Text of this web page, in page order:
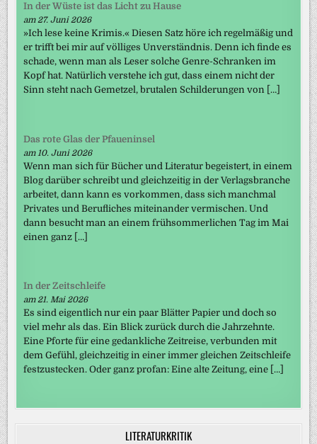
In der Wüste ist das Licht zu Hause
am 27. Juni 2026
»Ich lese keine Krimis.« Diesen Satz höre ich regelmäßig und
er trifft bei mir auf völliges Unverständnis. Denn ich finde es
schade, wenn man als Leser solche Genre-Schranken im
Kopf hat. Natürlich verstehe ich gut, dass einem nicht der
Sinn steht nach Gemetzel, brutalen Schilderungen von […]
Das rote Glas der Pfaueninsel
am 10. Juni 2026
Wenn man sich für Bücher und Literatur begeistert, in einem
Blog darüber schreibt und gleichzeitig in der Verlagsbranche
arbeitet, dann kann es vorkommen, dass sich manchmal
Privates und Berufliches miteinander vermischen. Und
dann besucht man an einem frühsommerlichen Tag im Mai
einen ganz […]
In der Zeitschleife
am 21. Mai 2026
Es sind eigentlich nur ein paar Blätter Papier und doch so
viel mehr als das. Ein Blick zurück durch die Jahrzehnte.
Eine Pforte für eine gedankliche Zeitreise, verbunden mit
dem Gefühl, gleichzeitig in einer immer gleichen Zeitschleife
festzustecken. Oder ganz profan: Eine alte Zeitung, eine […]
LITERATURKRITIK